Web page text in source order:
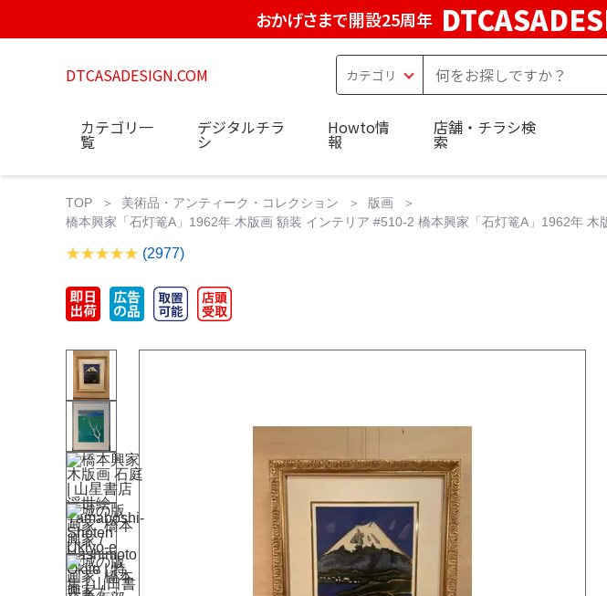
おかげさまで開設25周年
DTCASADESIGN.COM
カテゴリ一
覧
デジタルチラ
シ
Howto情
報
店舗・チラシ検
索
TOP 美術品・アンティーク・コレクション
版画
橋本興家「石灯篭A」1962年 木版画 額装 インテリア #510-2 橋本興家「石灯篭A」1962年 木
(2977)